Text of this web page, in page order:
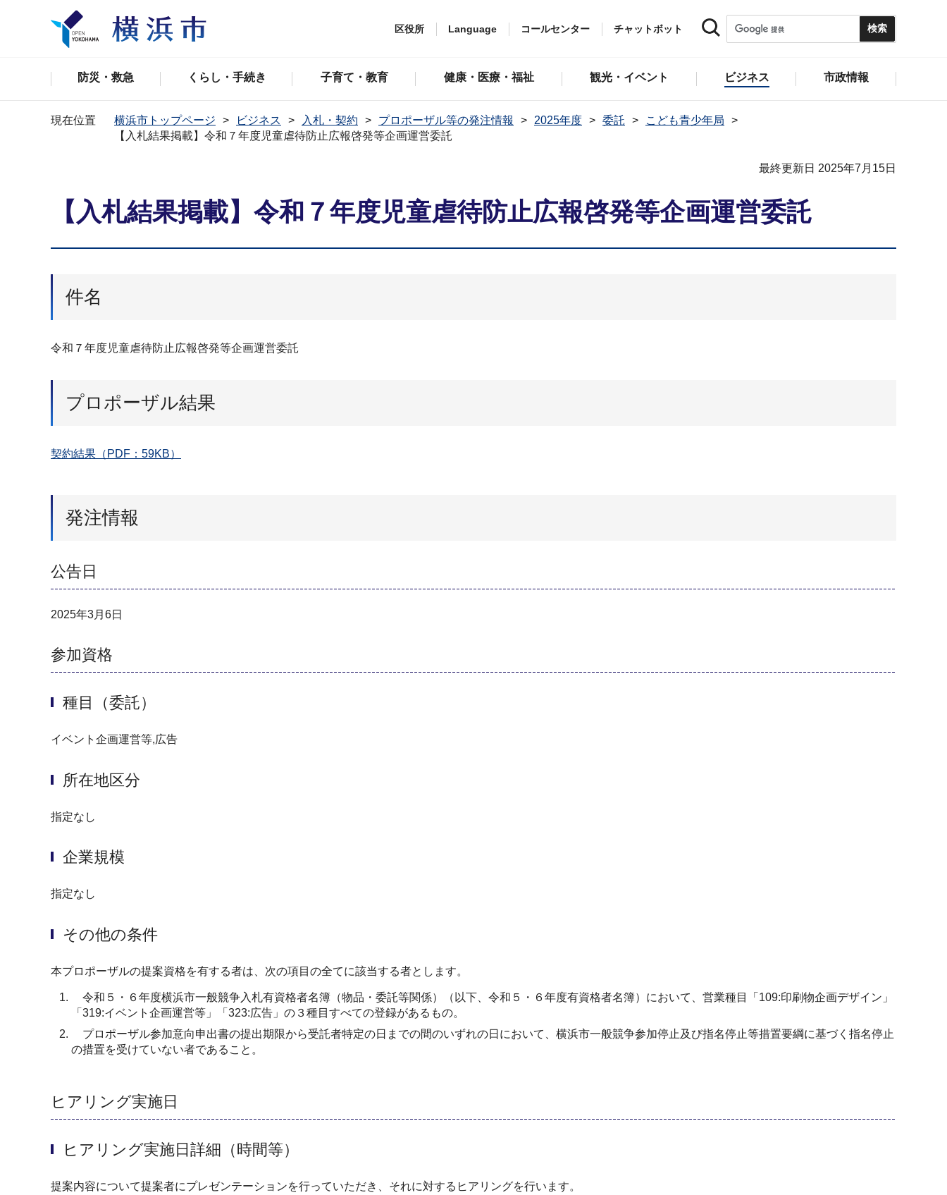
区役所 Language コールセンター チャットボット
防災・救急 くらし・手続き 子育て・教育 健康・医療・福祉 観光・イベント ビジネス 市政情報
現在位置 横浜市トップページ ビジネス 入札・契約 プロポーザル等の発注情報 2025年度 委託
こども青少年局
【入札結果掲載】令和７年度児童虐待防止広報啓発等企画運営委託
最終更新日 2025年7月15日
【入札結果掲載】令和７年度児童虐待防止広報啓発等企画運営委託
件名
令和７年度児童虐待防止広報啓発等企画運営委託
プロポーザル結果
契約結果（PDF：59KB）
発注情報
公告日
2025年3月6日
参加資格
種目（委託）
イベント企画運営等,広告
所在地区分
指定なし
企業規模
指定なし
その他の条件
本プロポーザルの提案資格を有する者は、次の項目の全てに該当する者とします。
令和５・６年度横浜市一般競争入札有資格者名簿（物品・委託等関係）（以下、令和５・６年度有資格者名簿）において、営業種目「109:印刷物企画デザイン」
「319:イベント企画運営等」「323:広告」の３種目すべての登録があるもの。
プロポーザル参加意向申出書の提出期限から受託者特定の日までの間のいずれの日において、横浜市一般競争参加停止及び指名停止等措置要綱に基づく指名停止
の措置を受けていない者であること。
ヒアリング実施日
ヒアリング実施日詳細（時間等）
提案内容について提案者にプレゼンテーションを行っていただき、それに対するヒアリングを行います。